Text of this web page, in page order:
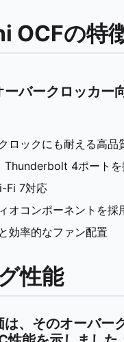
OCFの特
バークロッカー
ロックにも耐える高品
Thunderbolt 4ポート
Fi 7対応
オコンポーネントを採
効率的なファン配置
性能
、そのオーバー